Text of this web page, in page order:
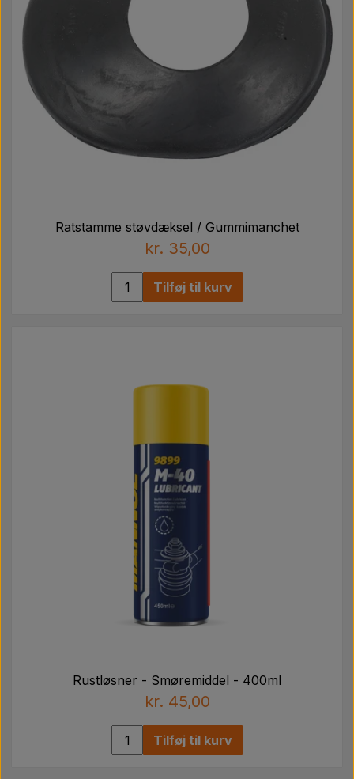
Ratstamme støvdæksel / Gummimanchet
kr. 35,00
Tilføj til kurv
Rustløsner - Smøremiddel - 400ml
kr. 45,00
Tilføj til kurv